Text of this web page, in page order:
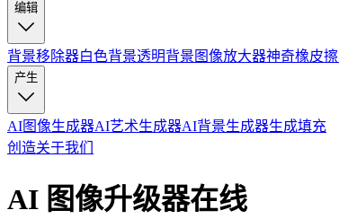
编辑
背景移除器白色背景透明背景 图像放大器神奇橡皮擦
产生
AI图像生成器AI艺术生成器AI背景生成器生成填充
创造关于我们
AI 图像升级器在线